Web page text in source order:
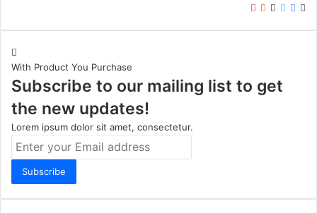
Twitter
LinkedIn
YouTube
Instagram
With Product You Purchase
Subscribe to our mailing list to get
the new updates!
Lorem ipsum dolor sit amet, consectetur.
Enter
Email
address